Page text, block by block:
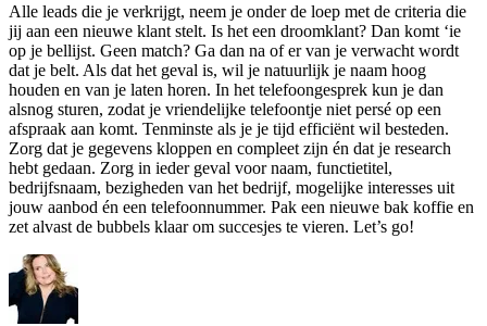
Alle leads die je verkrijgt, neem je onder de loep met de criteria die
jij aan een nieuwe klant stelt. Is het een droomklant? Dan komt ‘ie
op je bellijst. Geen match? Ga dan na of er van je verwacht wordt
dat je belt. Als dat het geval is, wil je natuurlijk je naam hoog
houden en van je laten horen. In het telefoongesprek kun je dan
alsnog sturen, zodat je vriendelijke telefoontje niet persé op een
afspraak aan komt. Tenminste als je je tijd efficiënt wil besteden.
Zorg dat je gegevens kloppen en compleet zijn én dat je research
hebt gedaan. Zorg in ieder geval voor naam, functietitel,
bedrijfsnaam, bezigheden van het bedrijf, mogelijke interesses uit
jouw aanbod én een telefoonnummer. Pak een nieuwe bak koffie en
zet alvast de bubbels klaar om succesjes te vieren. Let’s go!